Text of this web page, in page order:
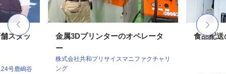
スタッ
号鹿嶋谷
金属3Dプリンターのオペレータ
ー
株式会社共和プリサイスマニファクチャリ
ング
食品配送